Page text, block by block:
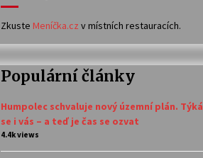
Zkuste Meníčka.cz v místních restauracích.
Populární články
Humpolec schvaluje nový územní plán. Týká
se i vás – a teď je čas se ozvat
4.4k views